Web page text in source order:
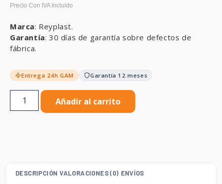
Marca: Reyplast.
Garantía: 30 días de garantía sobre defectos de
fábrica.
Entrega 24h GAM Garantía 12 meses
Añadir al carrito
DESCRIPCIÓN VALORACIONES (0) ENVÍOS